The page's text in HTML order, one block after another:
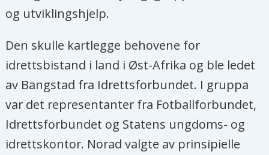
og utviklingshjelp.
Den skulle kartlegge behovene for
idrettsbistand i land i Øst-Afrika og ble ledet
av Bangstad fra Idrettsforbundet. I gruppa
var det representanter fra Fotballforbundet,
Idrettsforbundet og Statens ungdoms- og
idrettskontor. Norad valgte av prinsipielle